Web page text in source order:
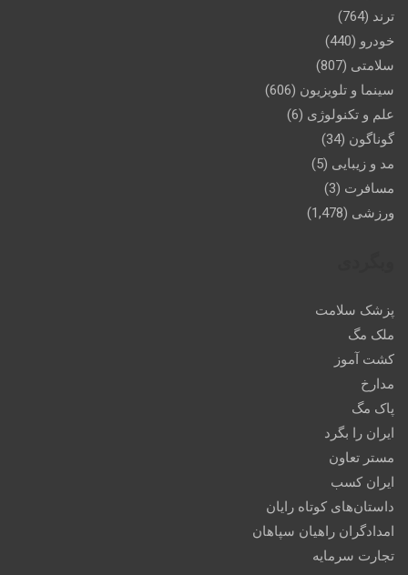
ترند (764)
خودرو (440)
سلامتی (807)
سینما و تلویزیون (606)
علم و تکنولوژی (6)
گوناگون (34)
مد و زیبایی (5)
مسافرت (3)
ورزشی (1,478)
پزشک سلامت
ملک مگ
کشت آموز
مدارخ
پاک مگ
ایران را بگرد
مستر تعاون
ایران کسب
داستان‌های کوتاه رایان
امدادگران راهیان سپاهان
تجارت سرمایه